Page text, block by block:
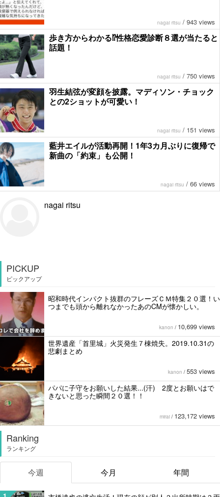
nagai ritsu / 943 views
歩き方からわかる⁉︎性格恋愛診断８選が当たると
話題！
nagai ritsu / 750 views
羽生結弦が変顔を披露。マディソン・チョック
との2ショットが可愛い！
nagai ritsu / 151 views
藍井エイルが活動再開！1年3カ月ぶりに復帰で
新曲の「約束」も公開！
nagai ritsu / 66 views
nagai ritsu
PICKUP
ピックアップ
昭和時代インパクト抜群のフレーズＣＭ特集２０選！い
つまでも頭から離れなかったあのCMが懐かしい。
kanon / 10,699 views
世界遺産「首里城」火災発生７棟焼失。2019.10.31の
悲劇まとめ
kanon / 553 views
パパに子守をお願いした結果...(汗) 2度とお願いはで
きないと思った瞬間２０選！！
mirai / 123,172 views
Ranking
ランキング
今週 今月 年間